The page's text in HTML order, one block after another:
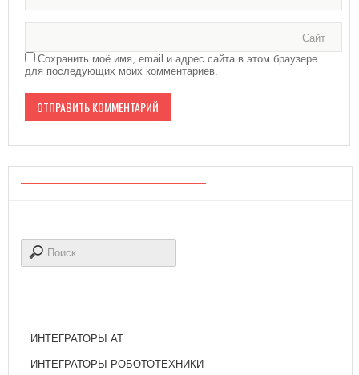
Сайт
Сохранить моё имя, email и адрес сайта в этом браузере
для последующих моих комментариев.
ИНТЕГРАТОРЫ АТ
ИНТЕГРАТОРЫ РОБОТОТЕХНИКИ